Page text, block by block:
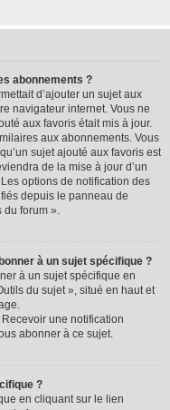
abonnements ?
d’ajouter un sujet aux
navigateur internet. Vous ne
aux favoris était mis à jour.
aux abonnements. Vous
sujet ajouté aux favoris est
de la mise à jour d’un
options de notification des
depuis le panneau de
du forum ».
à un sujet spécifique ?
à un sujet spécifique en
du sujet », situé en haut et
une notification
abonner à ce sujet.
?
en cliquant sur le lien